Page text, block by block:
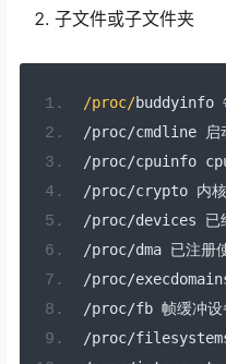
子文件或子文件夹
/proc/buddyinfo
/proc/cmdline 启
/proc/cpuinfo
/proc/crypto 内
/proc/devices 已
/proc/dma 已注册
/proc/
/proc/fb 帧缓冲
/proc/